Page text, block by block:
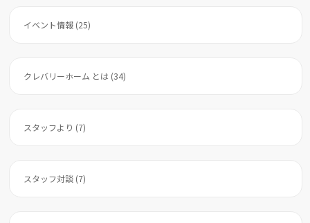
イベント情報 (25)
クレバリーホーム とは (34)
スタッフより (7)
スタッフ対談 (7)